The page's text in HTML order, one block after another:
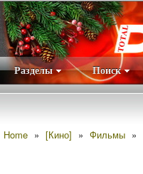
Разделы Поиск
Home » [Кино] » Фильмы »